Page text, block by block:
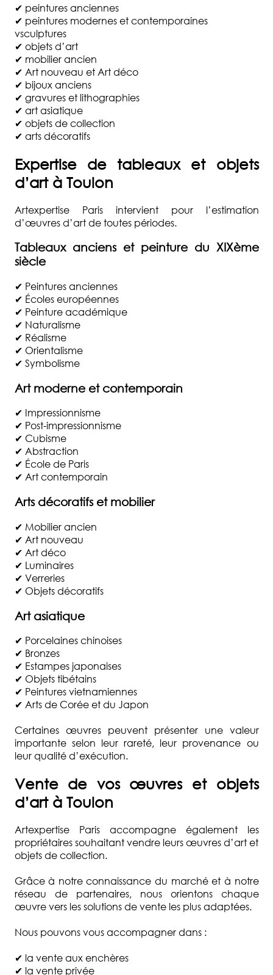
✔ peintures anciennes
✔ peintures modernes et contemporaines
vsculptures
✔ objets d’art
✔ mobilier ancien
✔ Art nouveau et Art déco
✔ bijoux anciens
✔ gravures et lithographies
✔ art asiatique
✔ objets de collection
✔ arts décoratifs
Expertise de tableaux et objets
d’art à Toulon
Artexpertise Paris intervient pour l’estimation
d’œuvres d’art de toutes périodes.
Tableaux anciens et peinture du XIXème
siècle
✔ Peintures anciennes
✔ Écoles européennes
✔ Peinture académique
✔ Naturalisme
✔ Réalisme
✔ Orientalisme
✔ Symbolisme
Art moderne et contemporain
✔ Impressionnisme
✔ Post-impressionnisme
✔ Cubisme
✔ Abstraction
✔ École de Paris
✔ Art contemporain
Arts décoratifs et mobilier
✔ Mobilier ancien
✔ Art nouveau
✔ Art déco
✔ Luminaires
✔ Verreries
✔ Objets décoratifs
Art asiatique
✔ Porcelaines chinoises
✔ Bronzes
✔ Estampes japonaises
✔ Objets tibétains
✔ Peintures vietnamiennes
✔ Arts de Corée et du Japon
Certaines œuvres peuvent présenter une valeur
importante selon leur rareté, leur provenance ou
leur qualité d’exécution.
Vente de vos œuvres et objets
d’art à Toulon
Artexpertise Paris accompagne également les
propriétaires souhaitant vendre leurs œuvres d’art et
objets de collection.
Grâce à notre connaissance du marché et à notre
réseau de partenaires, nous orientons chaque
œuvre vers les solutions de vente les plus adaptées.
Nous pouvons vous accompagner dans :
✔ la vente aux enchères
✔ la vente privée